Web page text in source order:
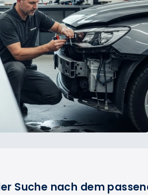
Suche nach dem